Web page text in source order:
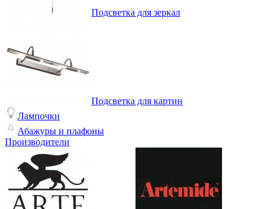
Подсветка для зеркал
Подсветка для картин
Лампочки
Абажуры и плафоны
Производители